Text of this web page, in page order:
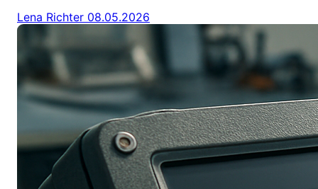
Lena Richter 08.05.2026